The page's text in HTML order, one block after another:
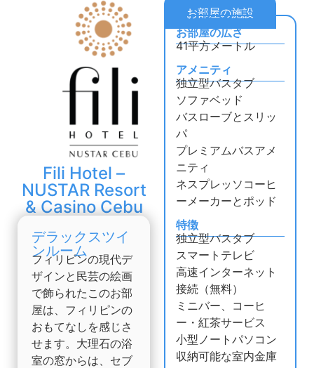
Fili Hotel –
NUSTAR Resort
& Casino Cebu
デラックスツイ
ンルーム
フィリピンの現代デ
ザインと民芸の絵画
で飾られたこのお部
屋は、フィリピンの
おもてなしを感じさ
せます。大理石の浴
室の窓からは、セブ
お部屋の施設
お部屋の広さ
41平方メートル
アメニティ
独立型バスタブ
ソファベッド
バスローブとスリッ
パ
プレミアムバスアメ
ニティ
ネスプレッソコーヒ
ーメーカーとポッド
特徴
独立型バスタブ
スマートテレビ
高速インターネット
接続（無料）
ミニバー、コーヒ
ー・紅茶サービス
小型ノートパソコン
収納可能な室内金庫